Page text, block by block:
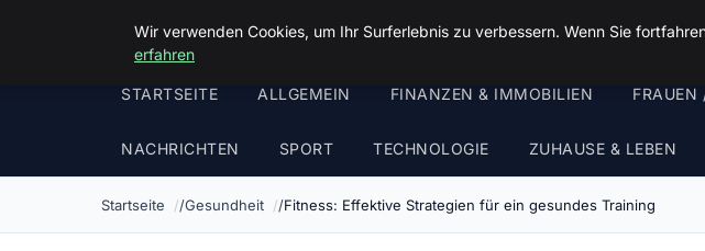
Malzminden
STARTSEITE ALLGEMEIN FINANZEN & IMMOBILIEN FRAUEN
NACHRICHTEN SPORT TECHNOLOGIE ZUHAUSE & LEBEN
Startseite Gesundheit Fitness: Effektive Strategien für ein gesundes Training
Wir verwenden Cookies, um Ihr Surferlebnis zu verbessern. Wenn Sie
erfahren